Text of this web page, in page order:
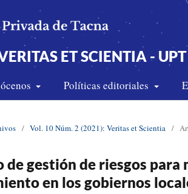
ET SCIENTIA - UPT
Políticas editoriales
/ Vol. 10 Núm. 2 (2021): Veritas et Scientia /
de gestión de riesgos
en los gobiernos